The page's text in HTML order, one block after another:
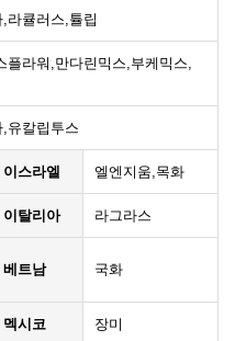
라큘러스,튤립
플라워,만다린믹스,부케믹스,
유칼립투스
이스라엘 엘엔지움,목화
이탈리아 라그라스
베트남 국화
멕시코 장미